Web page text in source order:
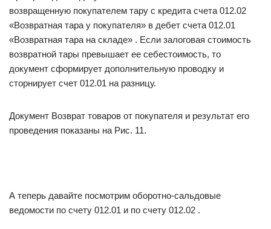
возвращенную покупателем тару с кредита счета 012.02
«Возвратная тара у покупателя» в дебет счета 012.01
«Возвратная тара на складе» . Если залоговая стоимость
возвратной тары превышает ее себестоимость, то
документ сформирует дополнительную проводку и
сторнирует счет 012.01 на разницу.
Документ Возврат товаров от покупателя и результат его
проведения показаны на Рис. 11.
А теперь давайте посмотрим оборотно-сальдовые
ведомости по счету 012.01 и по счету 012.02 .